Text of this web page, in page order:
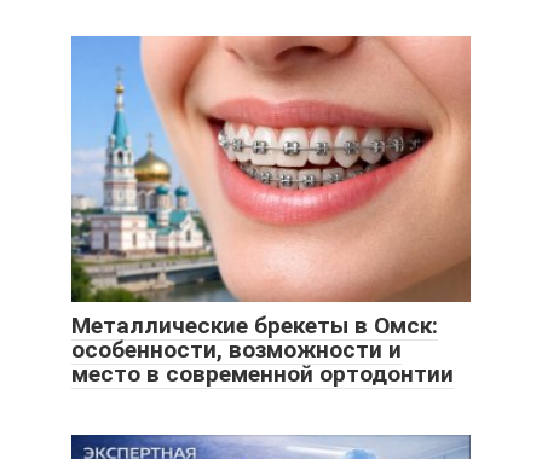
Металлические брекеты в Омск:
особенности, возможности и
место в современной ортодонтии